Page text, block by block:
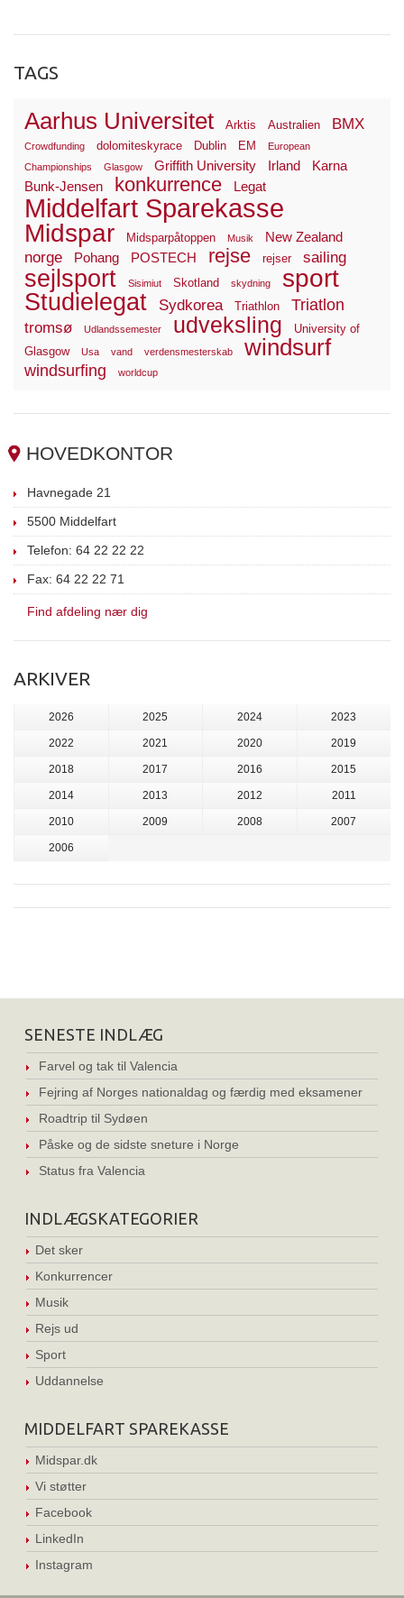
TAGS
Aarhus Universitet Arktis Australien BMX
Crowdfunding dolomiteskyrace Dublin EM
European
Championships
Glasgow Griffith University Irland
Karna
Bunk-Jensen
konkurrence Legat
Middelfart Sparekasse
Midspar Midsparpåtoppen Musik New Zealand
norge Pohang POSTECH rejse rejser sailing
sejlsport Sisimiut Skotland skydning sport
Studielegat Sydkorea Triathlon Triatlon
tromsø Udlandssemester udveksling
University of
Glasgow
Usa vand verdensmesterskab windsurf
windsurfing worldcup
HOVEDKONTOR
Havnegade 21
5500 Middelfart
Telefon: 64 22 22 22
Fax: 64 22 22 71
Find afdeling nær dig
ARKIVER
2026 2025 2024 2023
2022 2021 2020 2019
2018 2017 2016 2015
2014 2013 2012 2011
2010 2009 2008 2007
2006
SENESTE INDLÆG
Farvel og tak til Valencia
Fejring af Norges nationaldag og færdig med eksamener
Roadtrip til Sydøen
Påske og de sidste sneture i Norge
Status fra Valencia
INDLÆGSKATEGORIER
Det sker
Konkurrencer
Musik
Rejs ud
Sport
Uddannelse
MIDDELFART SPAREKASSE
Midspar.dk
Vi støtter
Facebook
LinkedIn
Instagram